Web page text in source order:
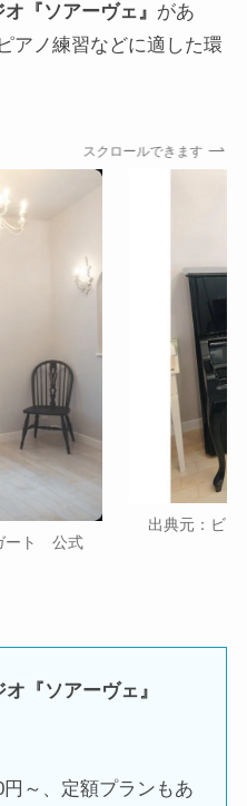
『ソアーヴェ』 があ
アノ練習などに適した環
スクロールできます
ート 公式
出典元：ビ
『ソアーヴェ』
～、定額プランもあ